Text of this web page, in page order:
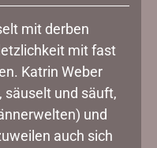
mit derben
mit fast
Katrin Weber
säuselt und säuft,
und
auch sich